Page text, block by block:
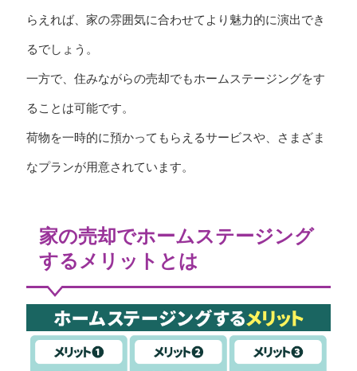
らえれば、家の雰囲気に合わせてより魅力的に演出でき
るでしょう。
一方で、住みながらの売却でもホームステージングをす
ることは可能です。
荷物を一時的に預かってもらえるサービスや、さまざま
なプランが用意されています。
家の売却でホームステージング
するメリットとは